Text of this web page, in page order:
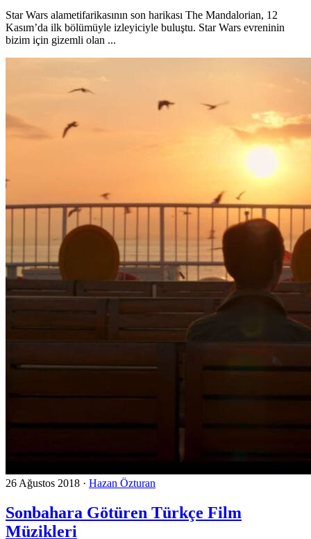
Star Wars alametifarikasının son harikası The Mandalorian, 12
Kasım’da ilk bölümüyle izleyiciyle buluştu. Star Wars evreninin
bizim için gizemli olan ...
26 Ağustos 2018 · Hazan Özturan
Sonbahara Götüren Türkçe Film
Müzikleri